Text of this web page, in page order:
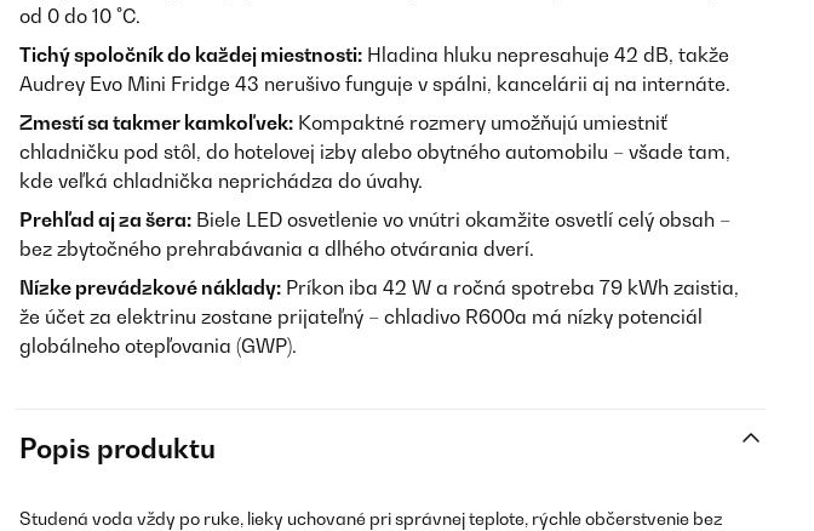
od 0 do 10 °C.
Tichý spoločník do každej miestnosti: Hladina hluku nepresahuje 42 dB, takže
Audrey Evo Mini Fridge 43 nerušivo funguje v spálni, kancelárii aj na internáte.
Zmestí sa takmer kamkoľvek: Kompaktné rozmery umožňujú umiestniť
chladničku pod stôl, do hotelovej izby alebo obytného automobilu – všade tam,
kde veľká chladnička neprichádza do úvahy.
Prehľad aj za šera: Biele LED osvetlenie vo vnútri okamžite osvetlí celý obsah –
bez zbytočného prehrabávania a dlhého otvárania dverí.
Nízke prevádzkové náklady: Príkon iba 42 W a ročná spotreba 79 kWh zaistia,
že účet za elektrinu zostane prijateľný – chladivo R600a má nízky potenciál
globálneho otepľovania (GWP).
Popis produktu
Studená voda vždy po ruke, lieky uchované pri správnej teplote, rýchle občerstvenie bez